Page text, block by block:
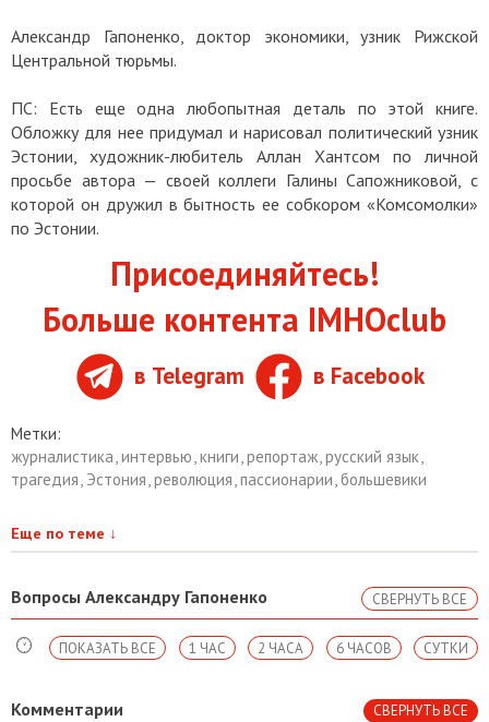
Александр Гапоненко, доктор экономики, узник Рижской
Центральной тюрьмы.
ПС: Есть еще одна любопытная деталь по этой книге.
Обложку для нее придумал и нарисовал политический узник
Эстонии, художник-любитель Аллан Хантсом по личной
просьбе автора — своей коллеги Галины Сапожниковой, с
которой он дружил в бытность ее собкором «Комсомолки»
по Эстонии.
Присоединяйтесь!
Больше контента IMHOclub
в Telegram в Facebook
Метки:
журналистика,интервью,книги,репортаж,русский язык,
трагедия, Эстония,революция,пассионарии,большевики
Еще по теме ↓
Вопросы Александру Гапоненко СВЕРНУТЬ ВСЕ
СУТКИ
6 ЧАСОВ
2 ЧАСА
1 ЧАС
ПОКАЗАТЬ ВСЕ
Комментарии СВЕРНУТЬ ВСЕ